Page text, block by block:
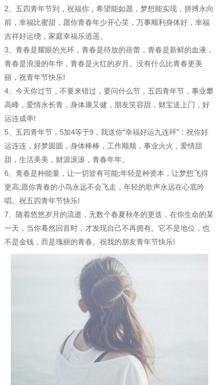
2、五四青年节到，祝福你，希望能如愿，梦想能实现，拼搏永向
前，幸福比蜜甜，愿你青春年少开心笑，万事顺利身体好，幸福
吉祥好运绕，家庭幸福乐逍遥。
3、青春是耀眼的光环，青春是待放的蓓蕾，青春是新鲜的血液，
青春是浪漫的年华，青春是火红的岁月。没有什么比青春更美
丽，祝青年节快乐!
4、今天你过节，不要来错过，要问什么节，五四青年节，事业攀
高峰，爱情永长青，身体康又健，朋友笑容甜，财宝送上门，好
运连成串!
5、五四青年节，5加4等于9，我送你“幸福好运九连环”：祝你好
运连连，好梦圆圆，身体棒棒，工作顺顺，事业火火，爱情甜
甜，生活美美，财源滚滚，青春年年。
6、青春是种能量，让一切皆有可能;年轻是种资本，让梦想飞得
更高;愿你青春的小鸟永远不会飞走，年轻的歌声永远在心底吟
唱。祝五四青年节快乐!
7、随着悠悠岁月的流逝，无数个春夏秋冬的更迭，在你生命的某
一天，当你蓦然回首时，才发现自己不再拥有。它不是地位，也
不是金钱，而是瑰丽的青春。祝我的朋友青年节快乐!